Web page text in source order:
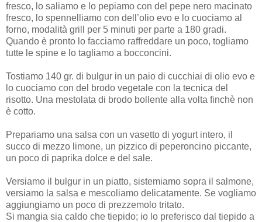
fresco, lo saliamo e lo pepiamo con del pepe nero macinato
fresco, lo spennelliamo con dell’olio evo e lo cuociamo al
forno, modalità grill per 5 minuti per parte a 180 gradi.
Quando è pronto lo facciamo raffreddare un poco, togliamo
tutte le spine e lo tagliamo a bocconcini.
Tostiamo 140 gr. di bulgur in un paio di cucchiai di olio evo e
lo cuociamo con del brodo vegetale con la tecnica del
risotto. Una mestolata di brodo bollente alla volta finchè non
è cotto.
Prepariamo una salsa con un vasetto di yogurt intero, il
succo di mezzo limone, un pizzico di peperoncino piccante,
un poco di paprika dolce e del sale.
Versiamo il bulgur in un piatto, sistemiamo sopra il salmone,
versiamo la salsa e mescoliamo delicatamente. Se vogliamo
aggiungiamo un poco di prezzemolo tritato.
Si mangia sia caldo che tiepido; io lo preferisco dal tiepido a